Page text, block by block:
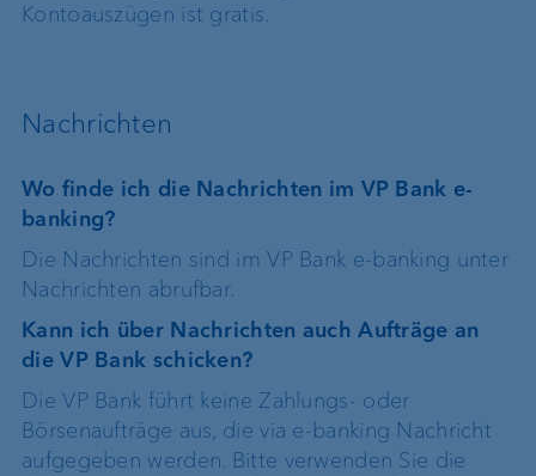
Kontoauszügen ist gratis.
Nachrichten
Wo finde ich die Nachrichten im VP Bank e-
banking?
Die Nachrichten sind im VP Bank e-banking unter
Nachrichten abrufbar.
Kann ich über Nachrichten auch Aufträge an
die VP Bank schicken?
Die VP Bank führt keine Zahlungs- oder
Börsenaufträge aus, die via e-banking Nachricht
aufgegeben werden. Bitte verwenden Sie die